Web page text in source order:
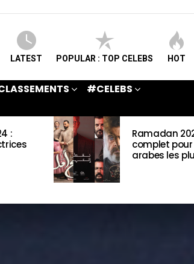
LATEST POPULAR : TOP CELEBS HOT
#CELEBS
:
Ramadan
complet pour
arabes les